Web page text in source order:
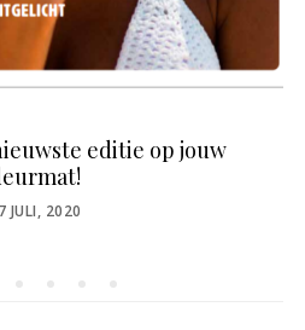
editie op jouw
JULI, 2020